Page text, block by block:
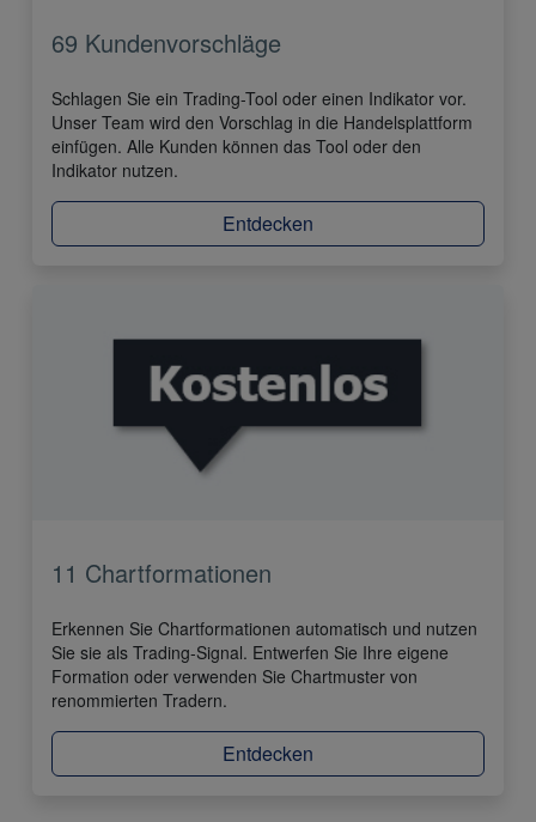
69 Kundenvorschläge
Schlagen Sie ein Trading-Tool oder einen Indikator vor.
Unser Team wird den Vorschlag in die Handelsplattform
einfügen. Alle Kunden können das Tool oder den
Indikator nutzen.
Entdecken
11 Chartformationen
Erkennen Sie Chartformationen automatisch und nutzen
Sie sie als Trading-Signal. Entwerfen Sie Ihre eigene
Formation oder verwenden Sie Chartmuster von
renommierten Tradern.
Entdecken